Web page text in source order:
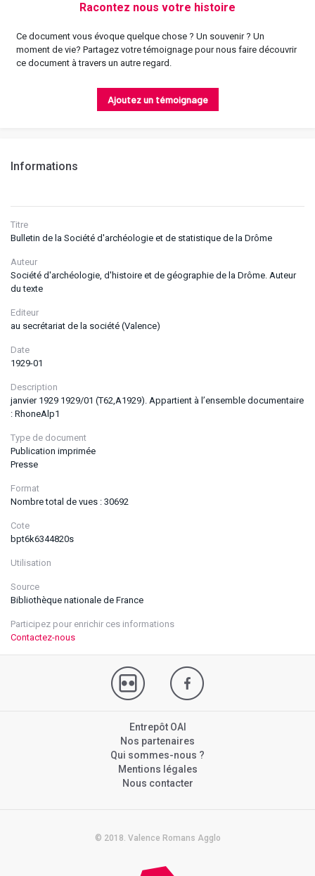
Informations
Titre
Bulletin de la Société d'archéologie et de statistique de la Drôme
Auteur
Société d'archéologie, d'histoire et de géographie de la Drôme. Auteur
du texte
Editeur
au secrétariat de la société (Valence)
Date
1929-01
Description
janvier 1929 1929/01 (T62,A1929). Appartient à l’ensemble documentaire
: RhoneAlp1
Type de document
Publication imprimée
Presse
Format
Nombre total de vues : 30692
Cote
bpt6k6344820s
Utilisation
Source
Bibliothèque nationale de France
Participez pour enrichir ces informations
Contactez-nous
Racontez nous votre histoire
Ce document vous évoque quelque chose ? Un souvenir ? Un
moment de vie? Partagez votre témoignage pour nous faire découvrir
ce document à travers un autre regard.
Ajoutez un témoignage
Entrepôt OAI
Nos partenaires
Qui sommes-nous ?
Mentions légales
Nous contacter
© 2018. Valence Romans Agglo